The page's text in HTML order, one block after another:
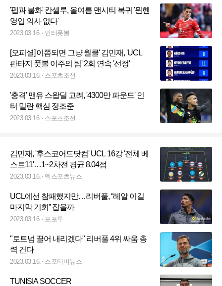
'펩과 불화' 칸셀루, 올여름 맨시티 복귀 '뮌헨
영입 의사 없다'
2023.03.16. 인터풋볼
[오피셜]'이쯤되면 그냥 월클' 김민재, 'UCL
판타지 풋볼 이주의 팀' 2회 연속 '선정'
2023.03.16. 스포츠조선
'충격' 맨유 스왑딜 고려, '4300만 파운드' 인
터 밀란 핵심 정조준
2023.03.16. 스포츠조선
김민재, '후스코어드닷컴' UCL 16강 '전체 베
스트11'…1~2차전 평균 8.04점
2023.03.16. 엑스포츠뉴스
UCL에선 참패했지만…리버풀, “레알 이길
마지막 기회” 잡을까
2023.03.16. 포포투
"토트넘 끌어 내리겠다" 리버풀 4위 싸움 총
력 건다
2023.03.16. 스포티비뉴스
TUNISIA SOCCER